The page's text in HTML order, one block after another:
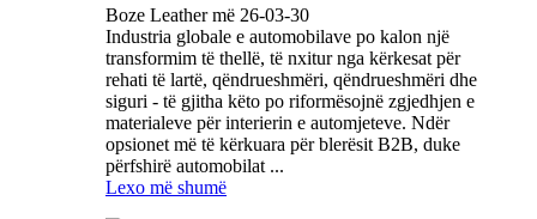
Boze Leather më 26-03-30
Industria globale e automobilave po kalon një
transformim të thellë, të nxitur nga kërkesat për
rehati të lartë, qëndrueshmëri, qëndrueshmëri dhe
siguri - të gjitha këto po riformësojnë zgjedhjen e
materialeve për interierin e automjeteve. Ndër
opsionet më të kërkuara për blerësit B2B, duke
përfshirë automobilat ...
Lexo më shumë